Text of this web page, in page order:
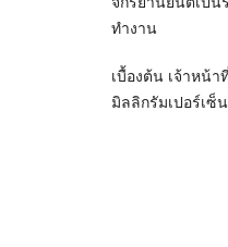
ทำงาน
เบื้องต้น เจ้าหน้
มิลลิกรัมเปอร์เซ็